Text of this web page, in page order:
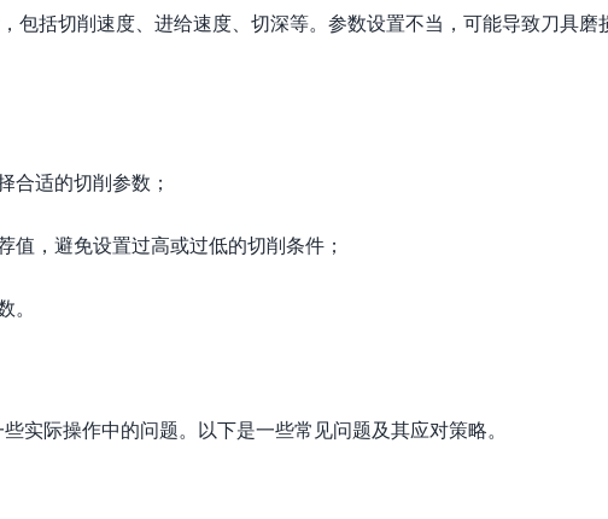
包括切削速度、进给速度、切深等。参数设置不当，可能导致刀具磨
合适的切削参数；
，避免设置过高或过低的切削条件；
。
实际操作中的问题。以下是一些常见问题及其应对策略。